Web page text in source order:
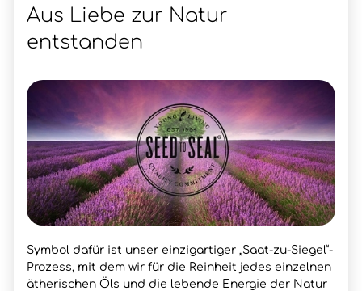
Aus Liebe zur Natur
entstanden
Symbol dafür ist unser einzigartiger „Saat-zu-Siegel“-
Prozess, mit dem wir für die Reinheit jedes einzelnen
ätherischen Öls und die lebende Energie der Natur